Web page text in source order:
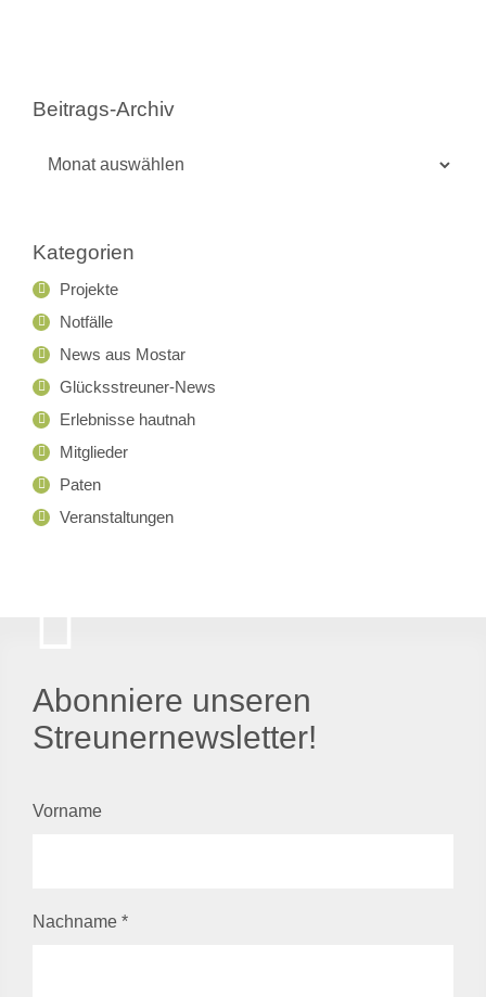
Beitrags-Archiv
Kategorien
Projekte
Notfälle
News aus Mostar
Glücksstreuner-News
Erlebnisse hautnah
Mitglieder
Paten
Veranstaltungen
Abonniere unseren
Streunernewsletter!
Vorname
Nachname *